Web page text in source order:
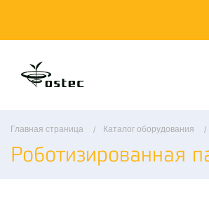
Главная страница Каталог оборудования
Роботизированная